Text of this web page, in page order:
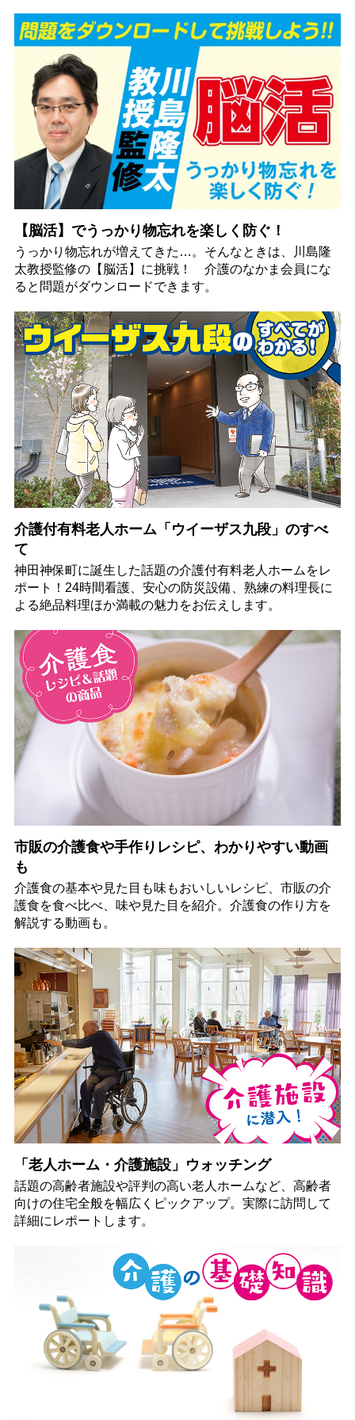
【脳活】でうっかり物忘れを楽しく防ぐ！
うっかり物忘れが増えてきた…。そんなときは、川島隆
太教授監修の【脳活】に挑戦！ 介護のなかま会員にな
ると問題がダウンロードできます。
介護付有料老人ホーム「ウイーザス九段」のすべ
て
神田神保町に誕生した話題の介護付有料老人ホームをレ
ポート！24時間看護、安心の防災設備、熟練の料理長に
よる絶品料理ほか満載の魅力をお伝えします。
市販の介護食や手作りレシピ、わかりやすい動画
も
介護食の基本や見た目も味もおいしいレシピ、市販の介
護食を食べ比べ、味や見た目を紹介。介護食の作り方を
解説する動画も。
「老人ホーム・介護施設」ウォッチング
話題の高齢者施設や評判の高い老人ホームなど、高齢者
向けの住宅全般を幅広くピックアップ。実際に訪問して
詳細にレポートします。